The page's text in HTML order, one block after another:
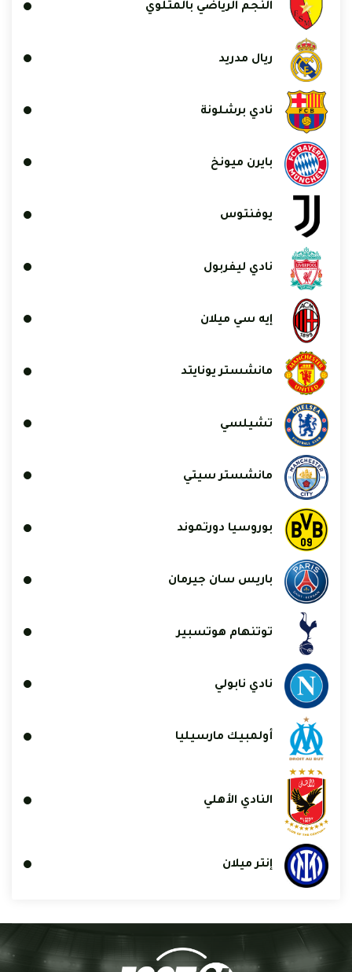
النجم الرياضي بالمتلوي
ريال مدريد
نادي برشلونة
بايرن ميونخ
يوفنتوس
نادي ليفربول
إيه سي ميلان
مانشستر يونايتد
تشيلسي
مانشستر سيتي
بوروسيا دورتموند
باريس سان جيرمان
توتنهام هوتسبير
نادي نابولي
أولمبيك مارسيليا
النادي الأهلي
إنتر ميلان